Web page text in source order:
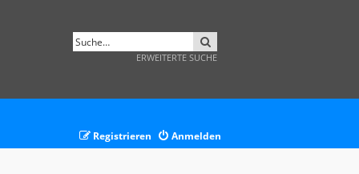
ERWEITERTE SUCHE
Anmelden
Registrieren